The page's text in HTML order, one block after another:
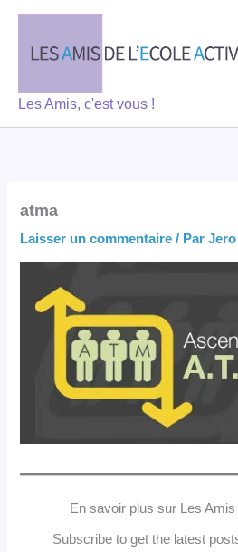
contenu
Les Amis, c'est vous !
atma
Laisser un commentaire / Par
En savoir plus sur Les
Subscribe to get the latest